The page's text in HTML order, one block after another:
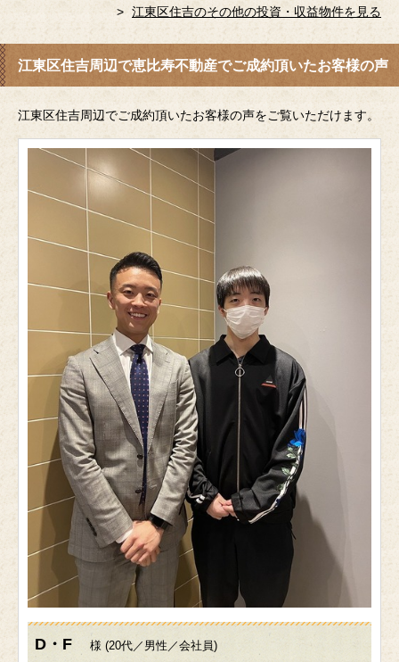
江東区住吉のその他の投資・収益物件を見る
江東区住吉周辺で恵比寿不動産でご成約頂いたお客様の声
江東区住吉周辺でご成約頂いたお客様の声をご覧いただけます。
D・F 様 (20代／男性／会社員)